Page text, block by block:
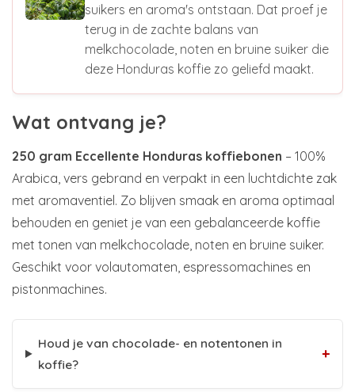
suikers en aroma's ontstaan. Dat proef je
terug in de zachte balans van
melkchocolade, noten en bruine suiker die
deze Honduras koffie zo geliefd maakt.
Wat ontvang je?
250 gram Eccellente Honduras koffiebonen – 100%
Arabica, vers gebrand en verpakt in een luchtdichte zak
met aromaventiel. Zo blijven smaak en aroma optimaal
behouden en geniet je van een gebalanceerde koffie
met tonen van melkchocolade, noten en bruine suiker.
Geschikt voor volautomaten, espressomachines en
pistonmachines.
Houd je van chocolade- en notentonen in
koffie?
+